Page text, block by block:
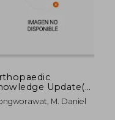
Update(r)
2 Print +
M. Daniel